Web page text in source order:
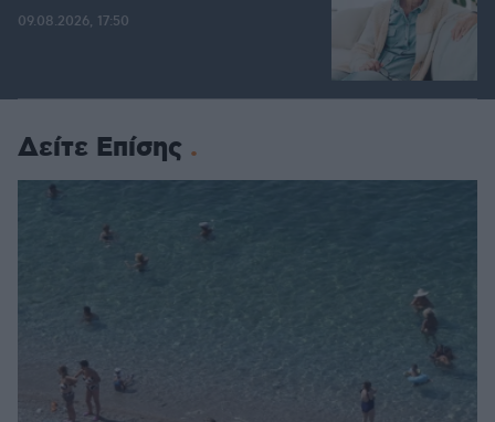
09.08.2026, 17:50
Δείτε Επίσης